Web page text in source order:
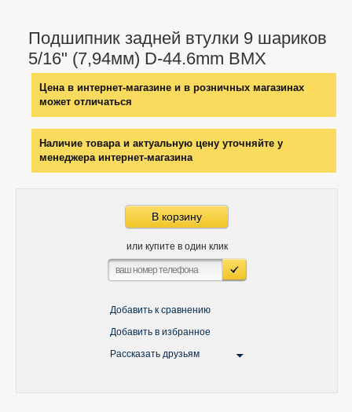
Подшипник задней втулки 9 шариков
5/16" (7,94мм) D-44.6mm BMX
Цена в интернет-магазине и в розничных магазинах
может отличаться
Наличие товара и актуальную цену уточняйте у
менеджера интернет-магазина
В корзину
или купите в один клик
Добавить к сравнению
Добавить в избранное
Рассказать друзьям